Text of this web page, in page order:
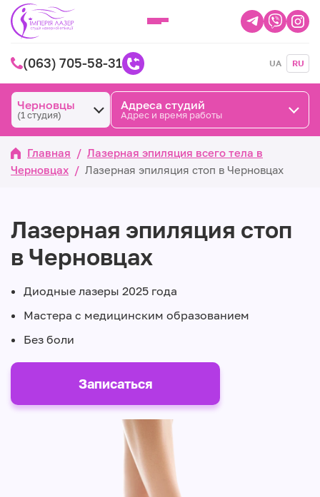
(063) 705-58-31 UA RU
Черновцы
(1 студия)
Адреса студий
Адрес и время работы
Главная / Лазерная эпиляция всего тела в
Черновцах / Лазерная эпиляция стоп в Черновцах
Лазерная эпиляция стоп
в Черновцах
Диодные лазеры 2025 года
Мастера с медицинским образованием
Без боли
Записаться